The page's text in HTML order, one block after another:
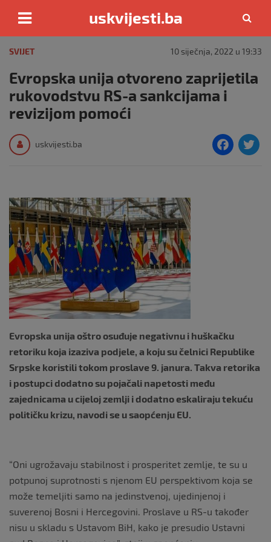
content
uskvijesti.ba
SVIJET 10 siječnja, 2022 u 19:33
Evropska unija otvoreno zaprijetila
rukovodstvu RS-a sankcijama i
revizijom pomoći
uskvijesti.ba
F
Evropska unija oštro osuđuje negativnu i huškačku
retoriku koja izaziva podjele, a koju su čelnici Republike
Srpske koristili tokom proslave 9. janura. Takva retorika
i postupci dodatno su pojačali napetosti među
zajednicama u cijeloj zemlji i dodatno eskaliraju tekuću
političku krizu, navodi se u saopćenju EU.
“Oni ugrožavaju stabilnost i prosperitet zemlje, te su u
potpunoj suprotnosti s njenom EU perspektivom koja se
može temeljiti samo na jedinstvenoj, ujedinjenoj i
suverenoj Bosni i Hercegovini. Proslave u RS-u također
nisu u skladu s Ustavom BiH, kako je presudio Ustavni